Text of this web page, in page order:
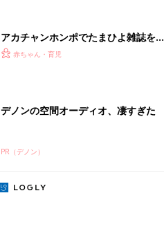
アカチャンホンポでたまひよ雑誌を買
うとポイント10倍【期間限定】
赤ちゃん・育児
デノンの空間オーディオ、凄すぎた
PR（デノン）